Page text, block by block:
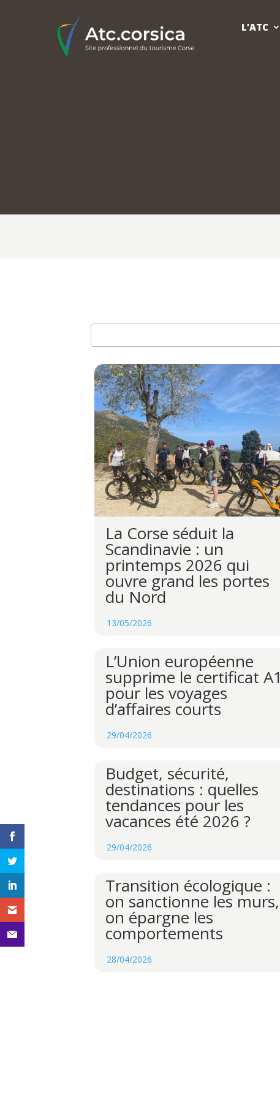
L’ATC
La Corse séduit la
Scandinavie : un
printemps 2026 qui
ouvre grand les portes
du Nord
13/05/2026
L’Union européenne
supprime le certificat A1
pour les voyages
d’affaires courts
29/04/2026
Budget, sécurité,
destinations : quelles
tendances pour les
vacances été 2026 ?
29/04/2026
Transition écologique :
on sanctionne les murs,
on épargne les
comportements
28/04/2026